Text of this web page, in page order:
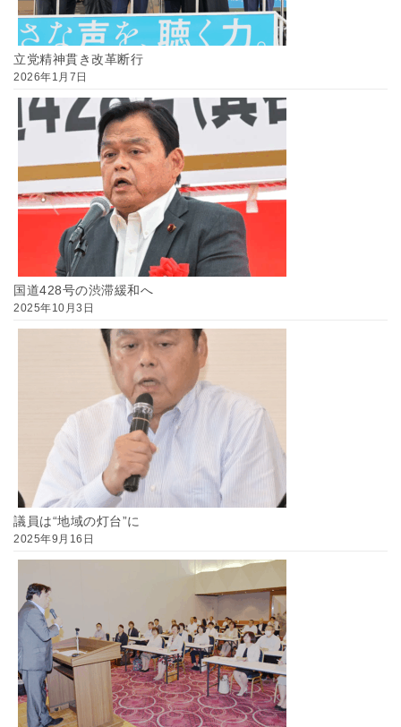
立党精神貫き改革断行
2026年1月7日
国道428号の渋滞緩和へ
2025年10月3日
議員は“地域の灯台”に
2025年9月16日